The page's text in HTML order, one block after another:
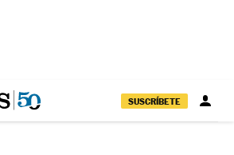
SUSCRÍBETE